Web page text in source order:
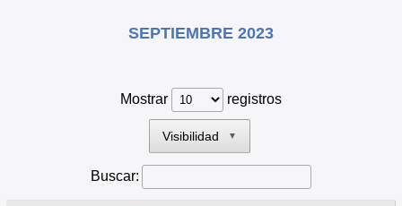
SEPTIEMBRE 2023
Mostrar registros
Visibilidad ▼
Buscar: